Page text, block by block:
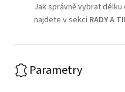
Jak správně vybrat
najdete v sekci RADY A
Parametry